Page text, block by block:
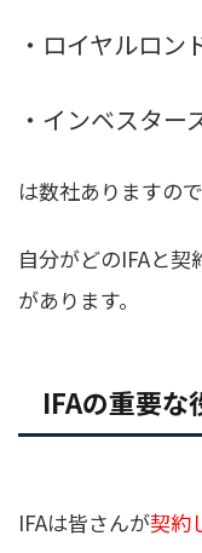
・ロイヤルロン
・インベスター
は数社ありますので
自分がどのIFAと
があります。
IFAの重要な
IFAは皆さんが契約